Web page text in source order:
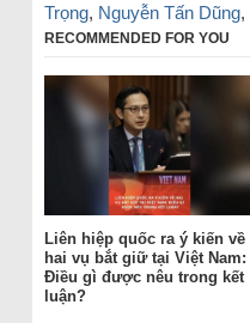
Trọng, Nguyễn Tấn Dũng,
RECOMMENDED FOR YOU
Liên hiệp quốc ra ý kiến về
hai vụ bắt giữ tại Việt Nam:
Điều gì được nêu trong kết
luận?